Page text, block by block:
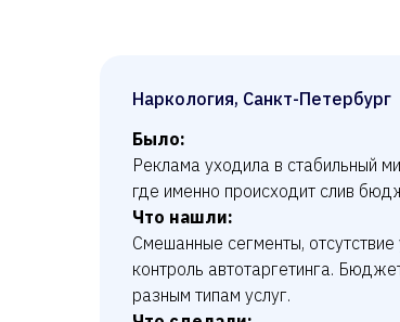
Наркология, Санкт-Петербург
Было:
Реклама уходила в стабильный
где именно происходит слив
Что нашли:
Смешанные сегменты,
контроль автотаргетинга.
разным типам услуг.